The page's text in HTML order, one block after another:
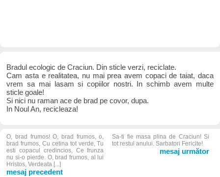
Bradul ecologic de Craciun. Din sticle verzi, reciclate.
Cam asta e realitatea, nu mai prea avem copaci de taiat, daca
vrem sa mai lasam si copiilor nostri. In schimb avem multe
sticle goale!
Si nici nu raman ace de brad pe covor, dupa.
In Noul An, recicleaza!
O, brad frumos! O, brad frumos, o,
brad frumos, Cu cetina tot verde, Tu
esti copacul credincios, Ce frunza
nu si-o pierde. O, brad frumos, al lui
Hristos, Verdeata [...]
mesaj precedent
Sa-ti fie masa plina de Craciun! Si
tot restul anului. Sarbatori Fericite!
mesaj următor